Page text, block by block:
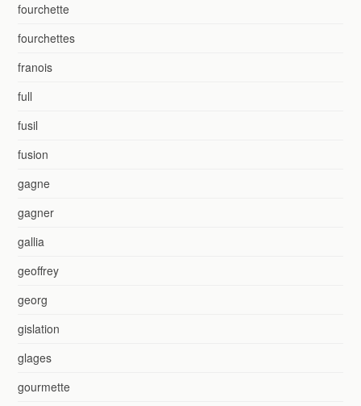
fourchette
fourchettes
franois
full
fusil
fusion
gagne
gagner
gallia
geoffrey
georg
gislation
glages
gourmette